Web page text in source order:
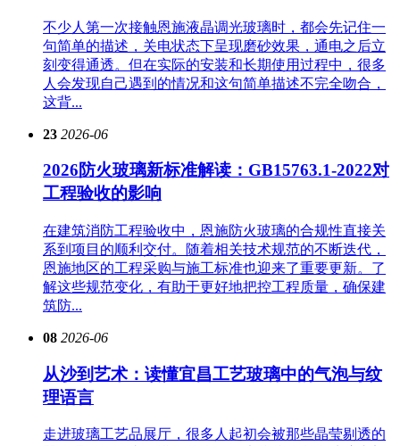
不少人第一次接触恩施液晶调光玻璃时，都会先记住一
句简单的描述，关电状态下呈现磨砂效果，通电之后立
刻变得通透。但在实际的安装和长期使用过程中，很多
人会发现自己遇到的情况和这句简单描述不完全吻合，
这背...
23 2026-06
2026防火玻璃新标准解读：GB15763.1-2022对
工程验收的影响
在建筑消防工程验收中，恩施防火玻璃的合规性直接关
系到项目的顺利交付。随着相关技术规范的不断迭代，
恩施地区的工程采购与施工标准也迎来了重要更新。了
解这些规范变化，有助于更好地把控工程质量，确保建
筑防...
08 2026-06
从沙到艺术：读懂宜昌工艺玻璃中的气泡与纹
理语言
走进玻璃工艺品展厅，很多人起初会被那些晶莹剔透的